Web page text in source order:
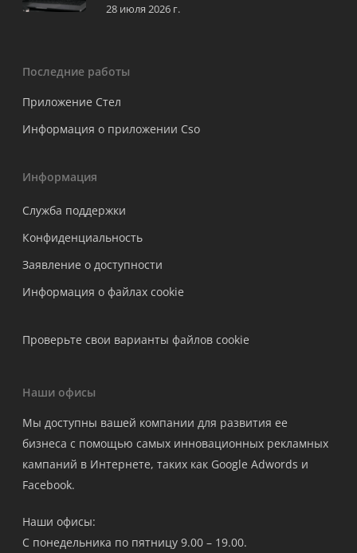
28 июля 2026 г.
Последние работы
Приложение Стел
Информация о приложении Cso
Информация
Служба поддержки
Конфиденциальность
Заявление о доступности
Информация о файлах cookie
Проверьте свои варианты файлов cookie
Наши офисы
Мы доступны вашей компании для развития ее
бизнеса с помощью самых инновационных рекламных
кампаний в Интернете, таких как Google Adwords и
Facebook.
Наши офисы:
С понедельника по пятницу 9.00 – 19.00.